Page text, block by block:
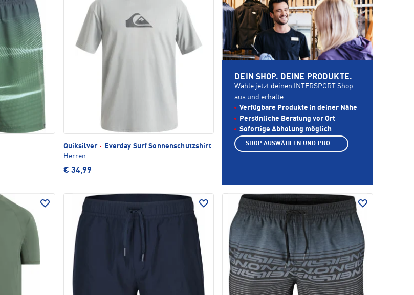
Quiksilver ·
Everday Surf Sonnenschutzshirt
Herren
€ 34,99
DEIN SHOP. DEINE PRODUKTE.
Wähle jetzt deinen INTERSPORT Shop
aus und erhalte:
Verfügbare Produkte in deiner Nähe
Persönliche Beratung vor Ort
Sofortige Abholung möglich
SHOP AUSWÄHLEN UND PRODUKTE ANZEIGEN